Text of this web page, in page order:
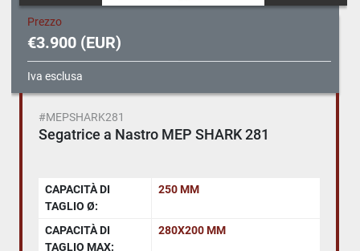
Prezzo
€3.900 (EUR)
Iva esclusa
#MEPSHARK281
Segatrice a Nastro MEP SHARK 281
CAPACITÀ DI
TAGLIO Ø:
250 MM
CAPACITÀ DI
TAGLIO MAX:
280X200 MM